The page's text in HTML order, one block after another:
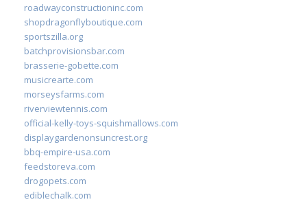
roadwayconstructioninc.com
shopdragonflyboutique.com
sportszilla.org
batchprovisionsbar.com
brasserie-gobette.com
musicrearte.com
morseysfarms.com
riverviewtennis.com
official-kelly-toys-squishmallows.com
displaygardenonsuncrest.org
bbq-empire-usa.com
feedstoreva.com
drogopets.com
ediblechalk.com